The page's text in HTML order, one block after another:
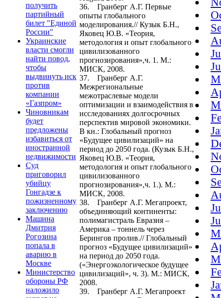
получить
партийный
билет "Единой
России"
Украинские
власти смогли
найти повод,
чтобы
выдвинуть иск
против
компании
«Газпром»
Чиновникам
будет
предложены
избавиться от
иностранной
недвижимости
Суд
приговорил
убийцу
Гонгадзе к
пожизненному
заключению
Машина
Дмитрия
Рогозина
попала в
аварию в
Москве
Министерство
обороны РФ
наложило
36. Гранберг А.Г. Первые
опыты глобального
моделирования.// Кузык Б.Н.,
Яковец Ю.В. «Теория,
методология и опыт глобального
цивилизованного
прогнозирования»,ч. 1. М.:
МИСК, 2008.
37. Гранберг А.Г.
Межрегиональные
межотраслевые модели
оптимизации и взаимодействия в
исследованиях долгосрочных
перспектив мировой экономики.
В кн.: Глобальный прогноз
«Будущее цивилизаций» на
период до 2050 года. (Кузык Б.Н.,
Яковец Ю.В. «Теория,
методология и опыт глобального
цивилизованного
прогнозирования»,ч. 1.). М.:
МИСК, 2008.
38. Гранберг А.Г. Мегапроект,
объединяющий континенты:
полимагистраль Евразия –
Америка – тоннель через
Берингов пролив.// Глобальный
прогноз «Будущее цивилизаций»
на период до 2050 года.
(«Энергоэкологическое будущее
цивилизаций», ч. 3). М.: МИСК,
2008.
39. Гранберг А.Г. Мегапроект